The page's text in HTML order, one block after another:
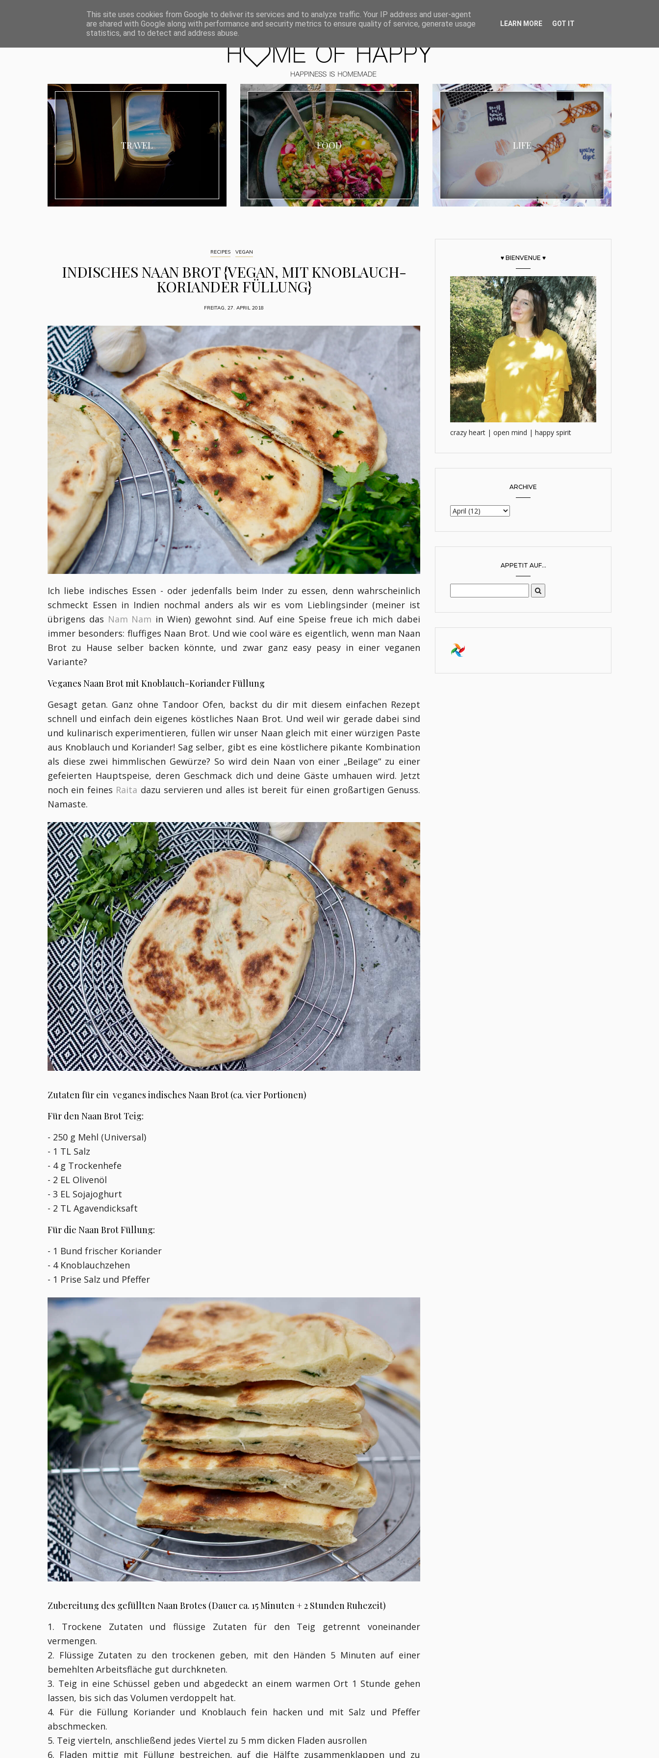
ABOUT I MEDIA & PR IMPRESSUM DATENSCHUTZ KATEGORIEN
TRAVEL FOOD LIFE
RECIPES VEGAN
INDISCHES NAAN BROT {VEGAN, MIT KNOBLAUCH-
KORIANDER FÜLLUNG}
FREITAG, 27. APRIL 2018
Ich liebe indisches Essen - oder jedenfalls beim Inder zu essen, denn wahrscheinlich
schmeckt Essen in Indien nochmal anders als wir es vom Lieblingsinder (meiner ist
übrigens das Nam Nam in Wien) gewohnt sind. Auf eine Speise freue ich mich dabei
immer besonders: fluffiges Naan Brot. Und wie cool wäre es eigentlich, wenn man Naan
Brot zu Hause selber backen könnte, und zwar ganz easy peasy in einer veganen
Variante?
Veganes Naan Brot mit Knoblauch-Koriander Füllung
Gesagt getan. Ganz ohne Tandoor Ofen, backst du dir mit diesem einfachen Rezept
schnell und einfach dein eigenes köstliches Naan Brot. Und weil wir gerade dabei sind
und kulinarisch experimentieren, füllen wir unser Naan gleich mit einer würzigen Paste
aus Knoblauch und Koriander! Sag selber, gibt es eine köstlichere pikante Kombination
als diese zwei himmlischen Gewürze? So wird dein Naan von einer „Beilage“ zu einer
gefeierten Hauptspeise, deren Geschmack dich und deine Gäste umhauen wird. Jetzt
noch ein feines Raita dazu servieren und alles ist bereit für einen großartigen Genuss.
Namaste.
Zutaten für ein veganes indisches Naan Brot (ca. vier Portionen)
Für den Naan Brot Teig:
- 250 g Mehl (Universal)
- 1 TL Salz
- 4 g Trockenhefe
- 2 EL Olivenöl
- 3 EL Sojajoghurt
- 2 TL Agavendicksaft
Für die Naan Brot Füllung:
- 1 Bund frischer Koriander
- 4 Knoblauchzehen
- 1 Prise Salz und Pfeffer
Zubereitung des gefüllten Naan Brotes (Dauer ca. 15 Minuten + 2 Stunden Ruhezeit)
1. Trockene Zutaten und flüssige Zutaten für den Teig getrennt voneinander
vermengen.
2. Flüssige Zutaten zu den trockenen geben, mit den Händen 5 Minuten auf einer
bemehlten Arbeitsfläche gut durchkneten.
3. Teig in eine Schüssel geben und abgedeckt an einem warmen Ort 1 Stunde gehen
lassen, bis sich das Volumen verdoppelt hat.
4. Für die Füllung Koriander und Knoblauch fein hacken und mit Salz und Pfeffer
abschmecken.
5. Teig vierteln, anschließend jedes Viertel zu 5 mm dicken Fladen ausrollen
6. Fladen mittig mit Füllung bestreichen, auf die Hälfte zusammenklappen und zu
♥ BIENVENUE ♥
crazy heart | open mind | happy spirit
ARCHIVE
APPETIT AUF...
This site uses cookies from Google to deliver its services and to analyze traffic. Your IP address and user-agent
are shared with Google along with performance and security metrics to ensure quality of service, generate usage
statistics, and to detect and address abuse.
LEARN MORE GOT IT